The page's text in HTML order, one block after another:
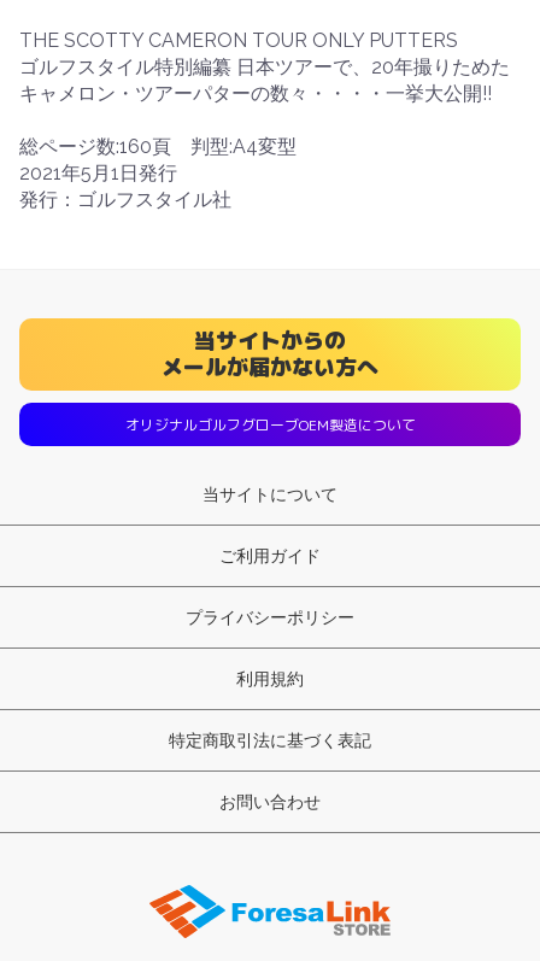
THE SCOTTY CAMERON TOUR ONLY PUTTERS
ゴルフスタイル特別編纂 日本ツアーで、20年撮りためた
キャメロン・ツアーパターの数々・・・・一挙大公開!!
総ページ数:160頁 判型:A4変型
2021年5月1日発行
発行：ゴルフスタイル社
当サイトからの
メールが届かない方へ
オリジナルゴルフグローブOEM製造について
当サイトについて
ご利用ガイド
プライバシーポリシー
利用規約
特定商取引法に基づく表記
お問い合わせ